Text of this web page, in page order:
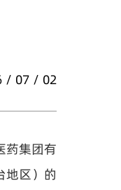
/ 07 / 02
药集团有
地区）的